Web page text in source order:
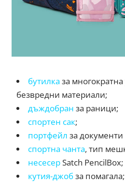
бутилка за
безвредни материали;
дъждобран за раници;
спортен сак;
портфейл за
спортна чанта, тип
несесерSatch PencilBox;
кутия-джобза помагала;